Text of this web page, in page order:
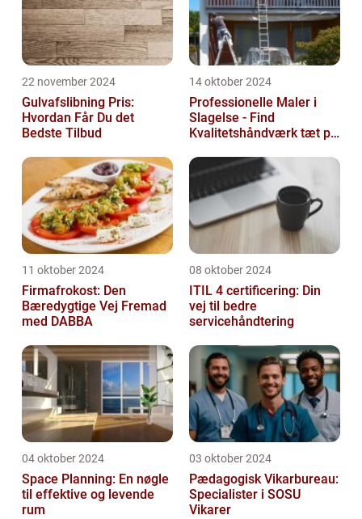
22 november 2024
Gulvafslibning Pris:
Hvordan Får Du det
Bedste Tilbud
14 oktober 2024
Professionelle Maler i
Slagelse - Find
Kvalitetshåndværk tæt på
11 oktober 2024
Firmafrokost: Den
Bæredygtige Vej Fremad
med DABBA
08 oktober 2024
ITIL 4 certificering: Din
vej til bedre
servicehåndtering
04 oktober 2024
Space Planning: En nøgle
til effektive og levende
rum
03 oktober 2024
Pædagogisk Vikarbureau:
Specialister i SOSU
Vikarer